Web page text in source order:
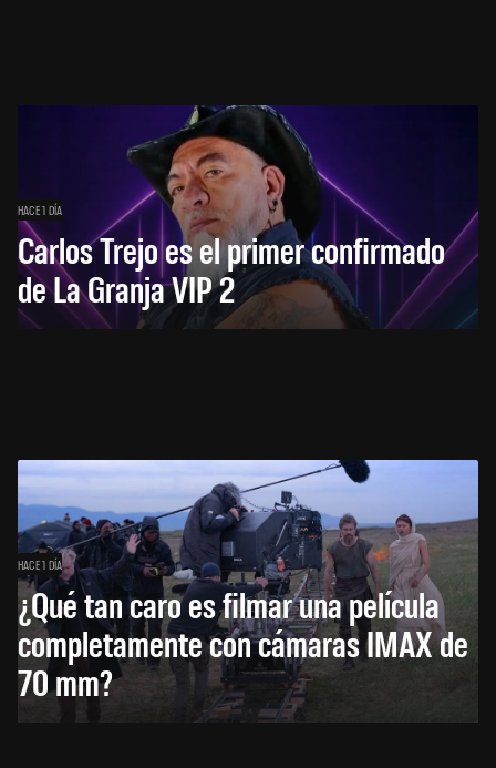
HACE 1 DÍA
Carlos Trejo es el primer confirmado
de La Granja VIP 2
HACE 1 DÍA
¿Qué tan caro es filmar una película
completamente con cámaras IMAX de
70 mm?